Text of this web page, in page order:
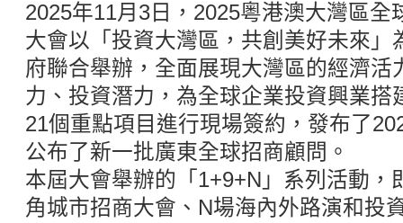
2025年11月3日，2025粵港澳大灣區全
大會以「投資大灣區，共創美好未來」
府聯合舉辦，全面展現大灣區的經濟活
力、投資潛力，為全球企業投資興業搭
21個重點項目進行現場簽約，發布了
公布了新一批廣東全球招商顧問。
本屆大會舉辦的「1+9+N」系列活動，
角城市招商大會、N場海內外路演和投